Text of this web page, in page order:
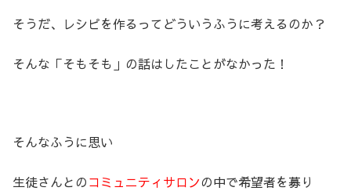
そうだ、レシピを作るってどういうふうに考えるのか？
そんな「そもそも」の話はしたことがなかった！
そんなふうに思い
生徒さんとのコミュニティサロンの中で希望者を募り